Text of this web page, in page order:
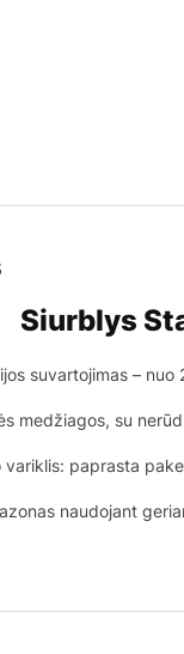
Siurblys
suvartojimas –
medžiagos, su
variklis: paprasta
naudojant